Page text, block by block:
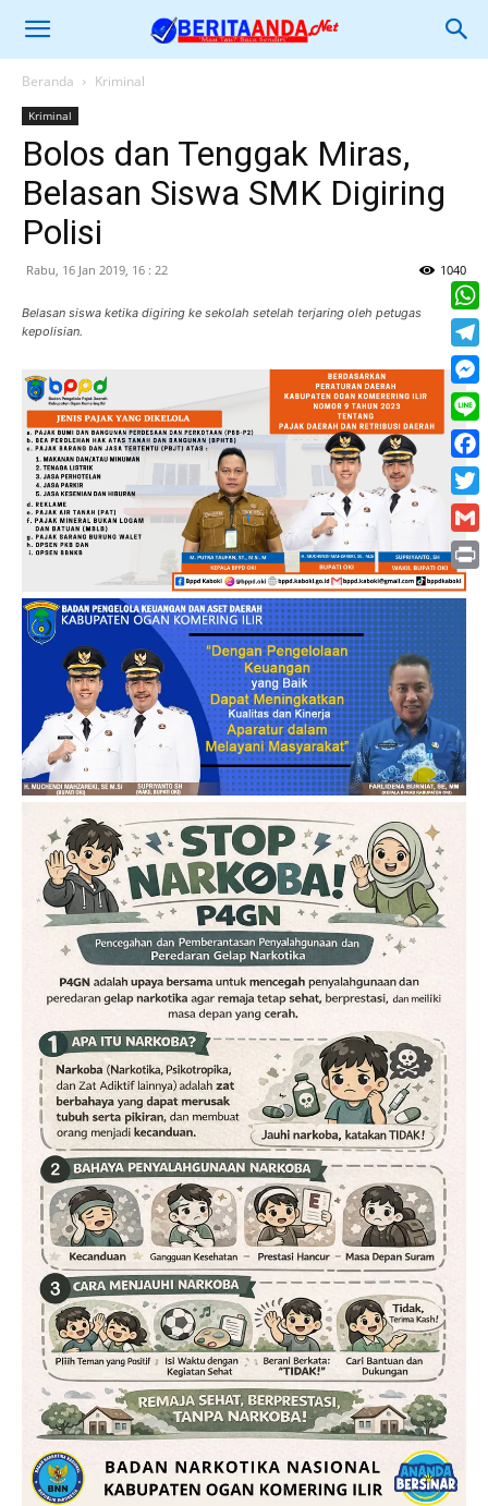
Beranda Kriminal
Kriminal
Bolos dan Tenggak Miras,
Belasan Siswa SMK Digiring
Polisi
Rabu, 16 Jan 2019, 16 : 22 1040
Belasan siswa ketika digiring ke sekolah setelah terjaring oleh petugas
kepolisian.
Line
Print